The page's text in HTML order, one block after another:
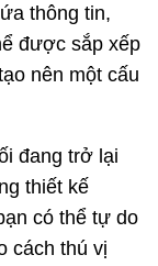
thông tin,
được sắp xếp
nên một cấu
đang trở lại
thiết kế
có thể tự do
cách thú vị